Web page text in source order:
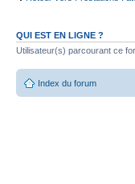
QUI EST EN LIGNE ?
Utilisateur(s) parcourant ce
Index du forum